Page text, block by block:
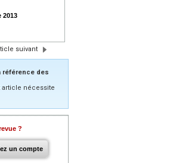
2013
suivant
référence des
article nécessite
?
un compte